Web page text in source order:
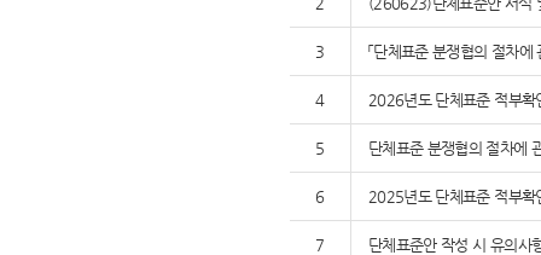
3 「단체표준 분쟁협의 절차에
4 2026년도 단체표준 적부확
5 단체표준 분쟁협의 절차에
6 2025년도 단체표준 적부확
7 단체표준안 작성 시 유의사